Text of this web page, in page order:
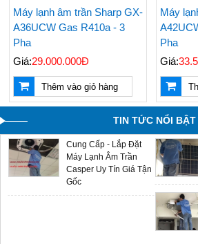
Máy lạnh âm trần Sharp GX-
A36UCW Gas R410a - 3
Pha
Giá:29.000.000Đ
Thêm vào giỏ hàng
Máy
Pha
Giá:
TIN TỨC NỔI BẬT
0909588116
Máy Lạnh Âm Trần
Aqua - Đại Lý Phân
Phối Chính Hãng Giá
Cung Cấp - Lắp Đặt
Máy Lạnh Âm Trần
Casper Uy Tín Giá Tận
Gốc